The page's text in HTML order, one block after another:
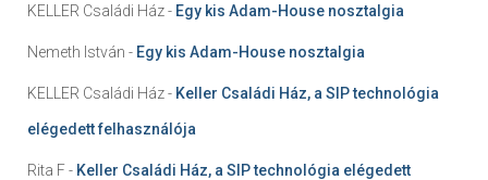
KELLER Családi Ház- Egy kis Adam-House nosztalgia
Nemeth István - Egy kis Adam-House nosztalgia
KELLER Családi Ház- Keller Családi Ház, a SIP technológia
elégedett felhasználója
Rita F- Keller Családi Ház, a SIP technológia elégedett